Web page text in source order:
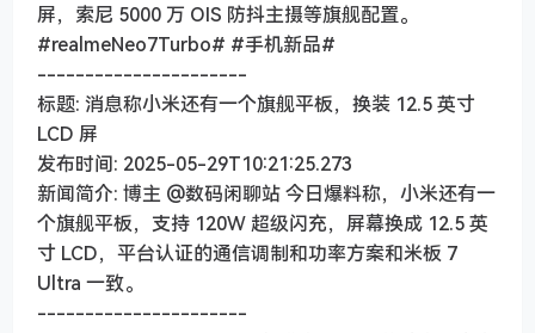
屏，索尼 5000 万 OIS 防抖主摄等旗舰配置。
#realmeNeo7Turbo# #手机新品#
----------------------
标题: 消息称小米还有一个旗舰平板，换装 12.5 英寸
LCD 屏
发布时间: 2025-05-29T10:21:25.273
新闻简介: 博主 @数码闲聊站 今日爆料称，小米还有一
个旗舰平板，支持 120W 超级闪充，屏幕换成 12.5 英
寸 LCD，平台认证的通信调制和功率方案和米板 7
Ultra 一致。
----------------------